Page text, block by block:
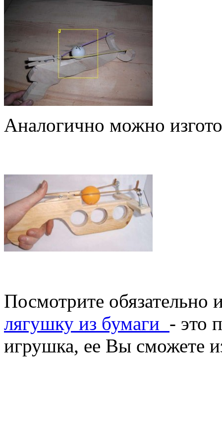
Аналогично можно
Посмотрите
лягушку из бумаги - это
игрушка, ее Вы сможете